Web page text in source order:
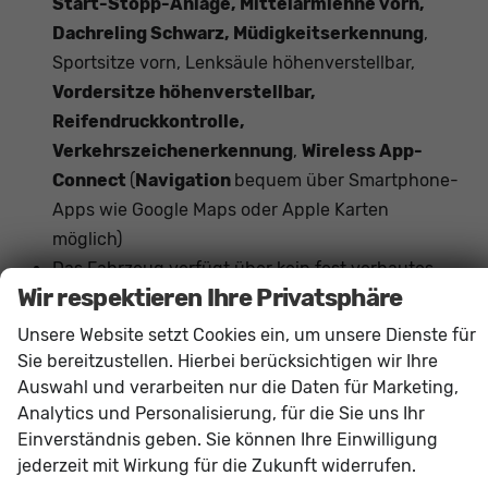
Start-Stopp-Anlage, Mittelarmlehne vorn,
Dachreling Schwarz, Müdigkeitserkennung,
Sportsitze vorn, Lenksäule höhenverstellbar,
Vordersitze höhenverstellbar,
Reifendruckkontrolle,
Verkehrszeichenerkennung, Wireless App-
Connect ( Navigation bequem über Smartphone-
Apps wie Google Maps oder Apple Karten
möglich)
Das Fahrzeug verfügt über kein fest verbautes
Navigationssystem. DurchApple CarPlay /
Android Autoist jedoch eineNavigationüber
kompatible Smartphone-Apps (z.B. Google Maps
oder Apple Karten) über den Fahrzeugbildschirm
möglich.
Innen
Wir respektieren Ihre Privatsphäre
Unsere Website setzt Cookies ein, um unsere Dienste für
Sie bereitzustellen. Hierbei berücksichtigen wir Ihre
Auswahl und verarbeiten nur die Daten für Marketing,
Analytics und Personalisierung, für die Sie uns Ihr
Einverständnis geben. Sie können Ihre Einwilligung
jederzeit mit Wirkung für die Zukunft widerrufen.